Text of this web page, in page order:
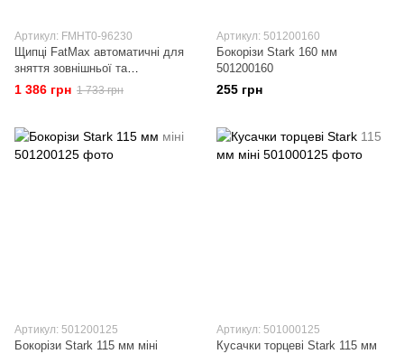
Артикул: FMHT0-96230
Щипці FatMax автоматичні для
зняття зовнішньої та
внутрішньої ізоляції STANLEY
1 386 грн 1 733 грн
Артикул: 501200160
Бокорізи Stark 160 мм
501200160
255 грн
Артикул: 501200125
Бокорізи Stark 115 мм міні
Артикул: 501000125
Кусачки торцеві Stark 115 мм